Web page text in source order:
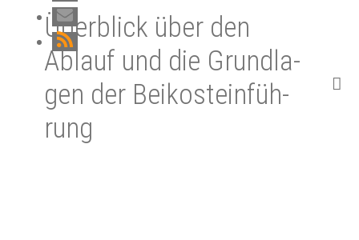
Überblick über den
Ablauf und die Grund­la­
gen der Bei­kost­ein­füh­
rung